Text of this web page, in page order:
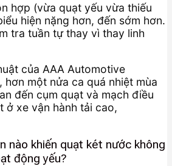
hợp (vừa quạt yếu vừa thiếu
hiện nặng hơn, đến sớm hơn.
tra tuần tự thay vì thay linh
của AAA Automotive
hơn một nửa ca quá nhiệt mùa
đến cụm quạt và mạch điều
ở xe vận hành tải cao,
nào khiến quạt két nước không
động yếu?